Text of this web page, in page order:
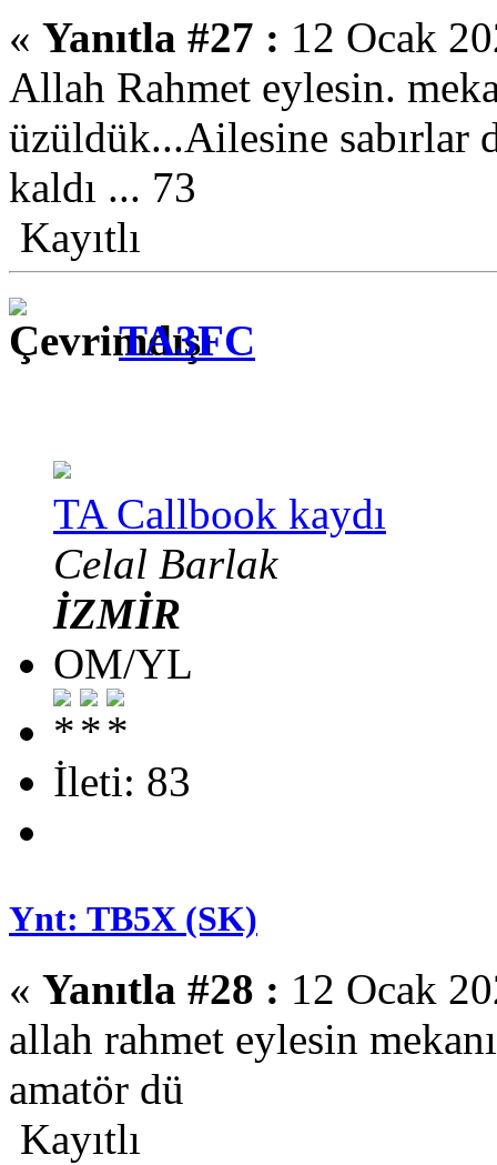
« Yanıtla #27 : 12 Ocak
Allah Rahmet eylesin.
üzüldük...Ailesine sabırlar
kaldı ... 73
Kayıtlı
TA3FC
TA Callbook kaydı
Celal Barlak
İZMİR
OM/YL
İleti: 83
Ynt: TB5X (SK)
« Yanıtla #28 : 12 Ocak
allah rahmet eylesin
amatör dü
Kayıtlı